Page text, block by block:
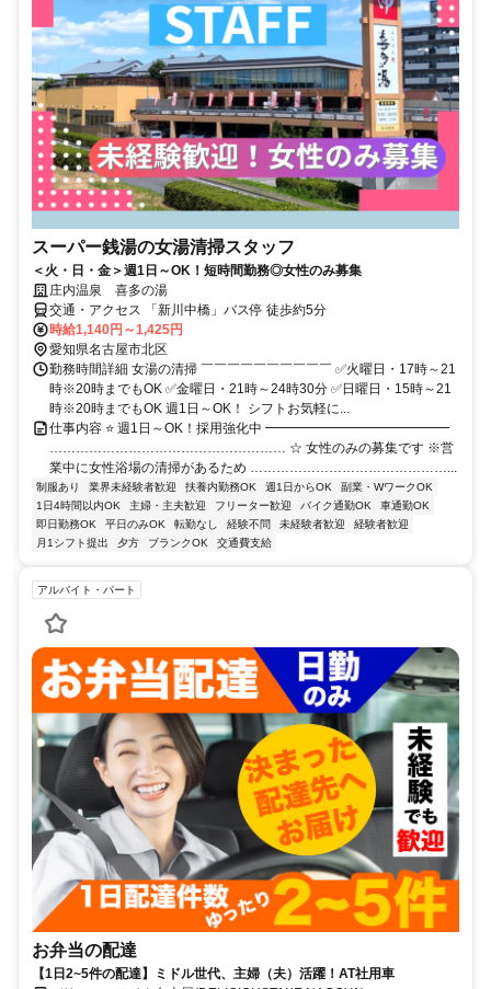
スーパー銭湯の女湯清掃スタッフ
＜火・日・金＞週1日～OK！短時間勤務◎女性のみ募集
庄内温泉 喜多の湯
交通・アクセス 「新川中橋」バス停 徒歩約5分
時給1,140円～1,425円
愛知県名古屋市北区
勤務時間詳細 女湯の清掃 ￣￣￣￣￣￣￣￣￣￣ ✅火曜日・17時～21
時※20時までもOK ✅金曜日・21時～24時30分 ✅日曜日・15時～21
時※20時までもOK 週1日～OK！ シフトお気軽に...
仕事内容 ⭐ 週1日～OK！採用強化中 ━━━━━━━━━━━━━━
……………………………………………… ☆ 女性のみの募集です ※営
業中に女性浴場の清掃があるため ………………………………………...
制服あり 業界未経験者歓迎 扶養内勤務OK 週1日からOK
副業・WワークOK
1日4時間以内OK
主婦・主夫歓迎 フリーター歓迎 バイク通勤OK
車通勤OK
即日勤務OK
平日のみOK 転勤なし 経験不問 未経験者歓迎
経験者歓迎
月1シフト提出
夕方 ブランクOK 交通費支給
アルバイト・パート
お弁当の配達
【1日2~5件の配達】ミドル世代、主婦（夫）活躍！AT社用車